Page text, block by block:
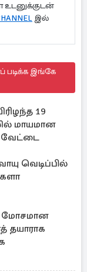
உடனுக்குடன்
இல்
படிக்க இங்கே
19
மாயமான
வேட்டை
வெடிப்பில்
மோசமான
தயாராக